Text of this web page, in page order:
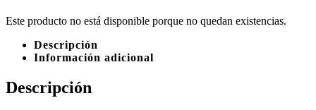
Este producto no está disponible porque no quedan existencias.
Descripción
Información adicional
Descripción